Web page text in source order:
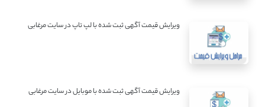
ویرایش قیمت آگهی ثبت شده با لپ تاپ در سایت مرغابی
ویرایش قیمت آگهی ثبت شده با موبایل در سایت مرغابی